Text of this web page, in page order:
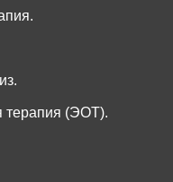
терапия (ЭОТ).